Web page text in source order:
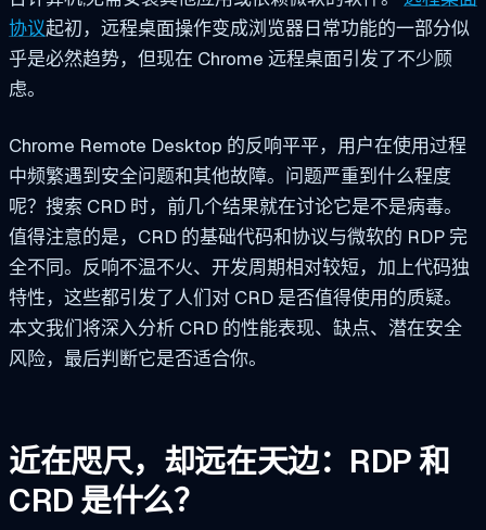
协议起初，远程桌面操作变成浏览器日常功能的一部分似
乎是必然趋势，但现在 Chrome 远程桌面引发了不少顾
虑。
Chrome Remote Desktop 的反响平平，用户在使用过程
中频繁遇到安全问题和其他故障。问题严重到什么程度
呢？搜索 CRD 时，前几个结果就在讨论它是不是病毒。
值得注意的是，CRD 的基础代码和协议与微软的 RDP 完
全不同。反响不温不火、开发周期相对较短，加上代码独
特性，这些都引发了人们对 CRD 是否值得使用的质疑。
本文我们将深入分析 CRD 的性能表现、缺点、潜在安全
风险，最后判断它是否适合你。
近在咫尺，却远在天边：RDP 和
CRD 是什么？